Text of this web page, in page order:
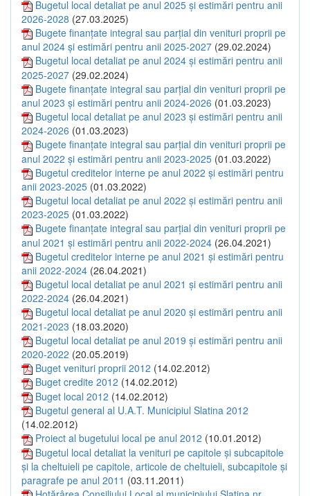
Bugetul local detaliat pe anul 2025 și estimări pentru anii
2026-2028 (27.03.2025)
Bugete finanțate integral sau parțial din venituri proprii pe
anul 2024 și estimări pentru anii 2025-2027 (29.02.2024)
Bugetul local detaliat pe anul 2024 și estimări pentru anii
2025-2027 (29.02.2024)
Bugete finanțate integral sau parțial din venituri proprii pe
anul 2023 și estimări pentru anii 2024-2026 (01.03.2023)
Bugetul local detaliat pe anul 2023 și estimări pentru anii
2024-2026 (01.03.2023)
Bugete finanțate integral sau parțial din venituri proprii pe
anul 2022 și estimări pentru anii 2023-2025 (01.03.2022)
Bugetul creditelor interne pe anul 2022 și estimări pentru
anii 2023-2025 (01.03.2022)
Bugetul local detaliat pe anul 2022 și estimări pentru anii
2023-2025 (01.03.2022)
Bugete finanțate integral sau parțial din venituri proprii pe
anul 2021 și estimări pentru anii 2022-2024 (26.04.2021)
Bugetul creditelor interne pe anul 2021 și estimări pentru
anii 2022-2024 (26.04.2021)
Bugetul local detaliat pe anul 2021 și estimări pentru anii
2022-2024 (26.04.2021)
Bugetul local detaliat pe anul 2020 și estimări pentru anii
2021-2023 (18.03.2020)
Bugetul local detaliat pe anul 2019 și estimări pentru anii
2020-2022 (20.05.2019)
Buget venituri proprii 2012 (14.02.2012)
Buget credite 2012 (14.02.2012)
Buget local 2012 (14.02.2012)
Bugetul general al U.A.T. Municipiul Slatina 2012
(14.02.2012)
Proiect al bugetului local pe anul 2012 (10.01.2012)
Bugetul local detaliat la venituri pe capitole şi subcapitole
şi la cheltuieli pe capitole, articole de cheltuieli, subcapitole şi
paragrafe pe anul 2011 (03.11.2011)